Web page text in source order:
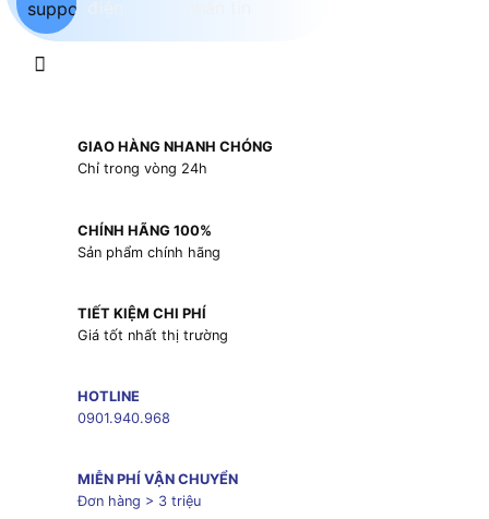
GIAO HÀNG NHANH CHÓNG
Chỉ trong vòng 24h
CHÍNH HÃNG 100%
Sản phẩm chính hãng
TIẾT KIỆM CHI PHÍ
Giá tốt nhất thị trường
HOTLINE
0901.940.968
MIỄN PHÍ VẬN CHUYỂN
Đơn hàng > 3 triệu